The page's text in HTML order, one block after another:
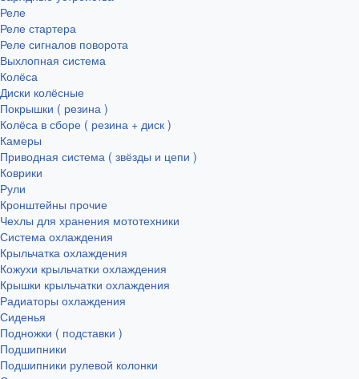
Реле
Реле стартера
Реле сигналов поворота
Выхлопная система
Колёса
Диски колёсные
Покрышки ( резина )
Колёса в сборе ( резина + диск )
Камеры
Приводная система ( звёзды и цепи )
Коврики
Рули
Кронштейны прочие
Чехлы для хранения мототехники
Система охлаждения
Крыльчатка охлаждения
Кожухи крыльчатки охлаждения
Крышки крыльчатки охлаждения
Радиаторы охлаждения
Сиденья
Подножки ( подставки )
Подшипники
Подшипники рулевой колонки